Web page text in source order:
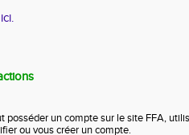
posséder un compte sur le site FFA,
ou vous créer un compte.